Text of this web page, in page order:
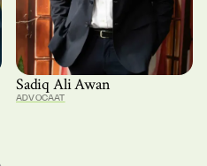
Sadiq Ali Awan
ADVOCAAT